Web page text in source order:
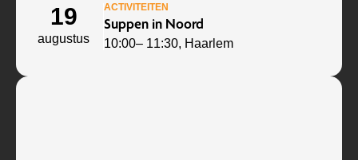
19
augustus
ACTIVITEITEN
Suppen in Noord
10:00– 11:30, Haarlem